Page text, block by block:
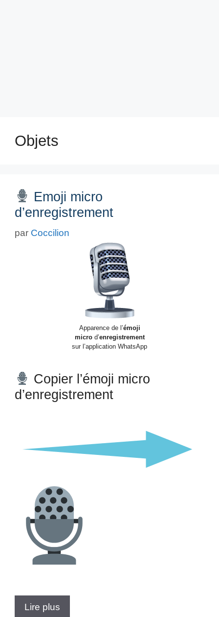
Objets
Emoji micro
d’enregistrement
par Coccilion
Apparence de l’émoji
microd’enregistrement
sur l’application WhatsApp
Copier l’émoji micro
d’enregistrement
Lire plus